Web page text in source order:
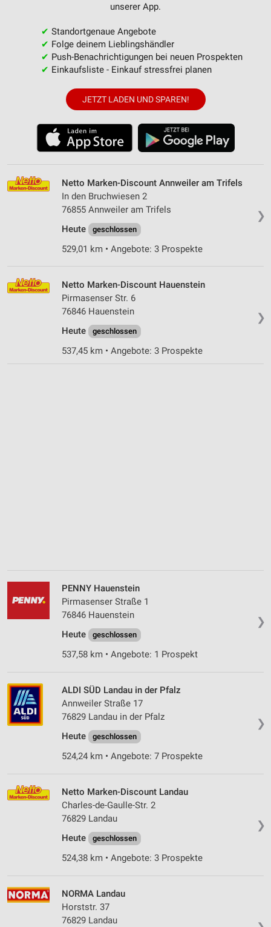
unserer App.
✔ Standortgenaue Angebote
✔ Folge deinem Lieblingshändler
✔ Push-Benachrichtigungen bei neuen Prospekten
✔ Einkaufsliste - Einkauf stressfrei planen
JETZT LADEN UND SPAREN!
❯
Netto Marken-Discount Annweiler am Trifels
In den Bruchwiesen 2
76855 Annweiler am Trifels
Heute
geschlossen
529,01 km • Angebote: 3 Prospekte
❯
Netto Marken-Discount Hauenstein
Pirmasenser Str. 6
76846 Hauenstein
Heute
geschlossen
537,45 km • Angebote: 3 Prospekte
❯
PENNY Hauenstein
Pirmasenser Straße 1
76846 Hauenstein
Heute
geschlossen
537,58 km • Angebote: 1 Prospekt
❯
ALDI SÜD Landau in der Pfalz
Annweiler Straße 17
76829 Landau in der Pfalz
Heute
geschlossen
524,24 km • Angebote: 7 Prospekte
❯
Netto Marken-Discount Landau
Charles-de-Gaulle-Str. 2
76829 Landau
Heute
geschlossen
524,38 km • Angebote: 3 Prospekte
NORMA Landau
Horststr. 37
76829 Landau